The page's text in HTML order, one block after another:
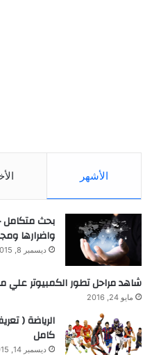
الأشهر
بحث متكامل
واضرارها
ديسمبر 8, 2015
شاهد مراحل تطور الكمبيوتر علي
مايو 24, 2016
الرياضة (
كامل
ديسمبر 14, 2015